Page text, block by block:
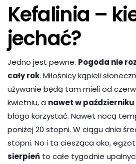
Kefalinia –
jechać?
Jedno jest pewne. Pogoda nie
cały rok. Miłośnicy kąpieli
używanie będą tam mieli od
kwietniu, a nawet w październiku
błogo korzystać. Nawet nocą
poniżej 20 stopni. W ciągu dnia
stopni. No i ta ciesząca oko,
sierpień to całe tygodnie